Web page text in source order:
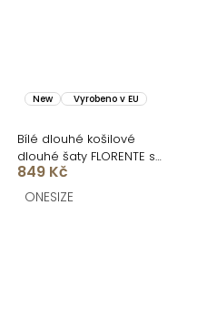
New Vyrobeno v EU
Bílé dlouhé košilové
dlouhé šaty FLORENTE s
páskem
849 Kč
ONESIZE